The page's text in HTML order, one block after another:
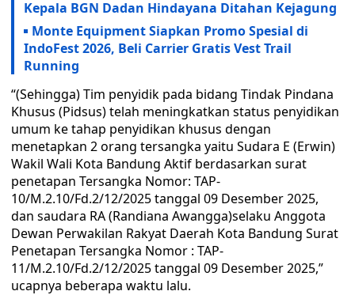
Kepala BGN Dadan Hindayana Ditahan Kejagung
Monte Equipment Siapkan Promo Spesial di
IndoFest 2026, Beli Carrier Gratis Vest Trail
Running
“(Sehingga) Tim penyidik pada bidang Tindak Pindana
Khusus (Pidsus) telah meningkatkan status penyidikan
umum ke tahap penyidikan khusus dengan
menetapkan 2 orang tersangka yaitu Sudara E (Erwin)
Wakil Wali Kota Bandung Aktif berdasarkan surat
penetapan Tersangka Nomor: TAP-
10/M.2.10/Fd.2/12/2025 tanggal 09 Desember 2025,
dan saudara RA (Randiana Awangga)selaku Anggota
Dewan Perwakilan Rakyat Daerah Kota Bandung Surat
Penetapan Tersangka Nomor : TAP-
11/M.2.10/Fd.2/12/2025 tanggal 09 Desember 2025,”
ucapnya beberapa waktu lalu.